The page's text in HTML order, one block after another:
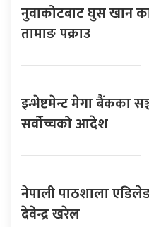
नुवाकोटबाट घुस खान
तामाङ पक्राउ
इन्भेष्टमेन्ट मेगा बैंकका
सर्वोच्चको आदेश
नेपाली पाठशाला
देवेन्द्र खरेल